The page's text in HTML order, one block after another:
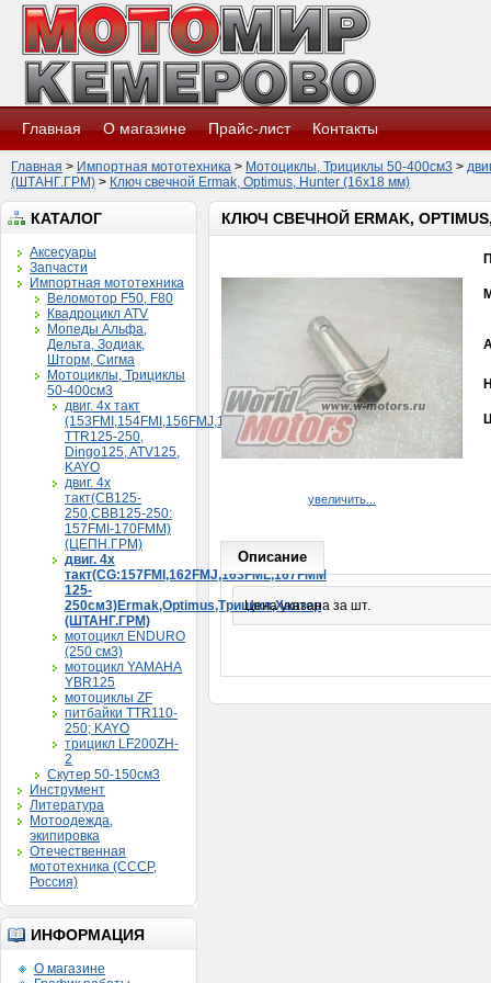
Главная О магазине Прайс-лист Контакты
Главная > Импортная мототехника > Мотоциклы, Трициклы 50-400см3 >
(ШТАНГ.ГРМ) > Ключ свечной Ermak, Optimus, Hunter (16x18 мм)
КАТАЛОГ
Аксесуары
Запчасти
Импортная мототехника
Веломотор F50, F80
Квадроцикл ATV
Мопеды Альфа,
Дельта, Зодиак,
Шторм, Сигма
Мотоциклы, Трициклы
50-400см3
двиг. 4х такт
(153FMI,154FMI,156FMJ,160FMK)
TTR125-250,
Dingo125, ATV125,
KAYO
двиг. 4х
такт(CB125-
250,CBB125-250:
157FMI-170FMM)
(ЦЕПН.ГРМ)
двиг. 4х
такт(CG:157FMI,162FMJ,163FML,167FMM
125-
250см3)Ermak,Optimus,Трицикл,Хантер
(ШТАНГ.ГРМ)
мотоцикл ENDURO
(250 см3)
мотоцикл YAMAHA
YBR125
мотоциклы ZF
питбайки TTR110-
250; KAYO
трицикл LF200ZH-
2
Скутер 50-150см3
Инструмент
Литература
Мотоодежда,
экипировка
Отечественная
мототехника (СССР,
Россия)
ИНФОРМАЦИЯ
О магазине
КЛЮЧ СВЕЧНОЙ ERMAK,
увеличить...
Описание
Цена указана за шт.